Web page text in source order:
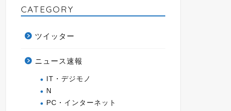
CATEGORY
ツイッター
ニュース速報
IT・デジモノ
N
PC・インターネット